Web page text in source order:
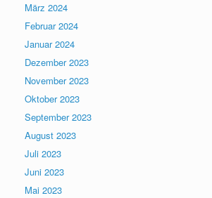
März 2024
Februar 2024
Januar 2024
Dezember 2023
November 2023
Oktober 2023
September 2023
August 2023
Juli 2023
Juni 2023
Mai 2023